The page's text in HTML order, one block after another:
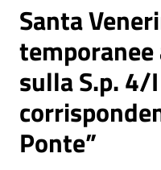
Santa
sulla S.p. 4/
Ponte”